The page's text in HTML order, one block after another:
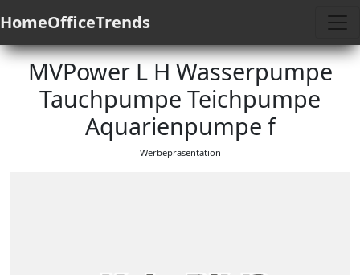
HomeOfficeTrends
MVPower L H Wasserpumpe
Tauchpumpe Teichpumpe
Aquarienpumpe f
Werbepräsentation